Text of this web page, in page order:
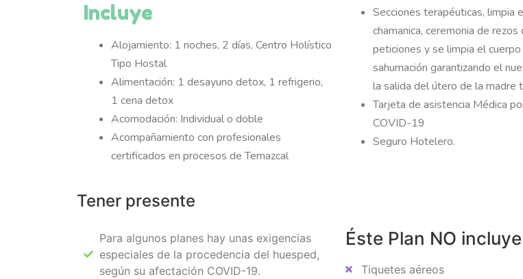
Incluye
Alojamiento: 1 noches, 2 días, Centro Holístico
Tipo Hostal
Alimentación: 1 desayuno detox, 1 refrigerio,
1 cena detox
Acomodación: Individual o doble
Acompañamiento con profesionales
certificados en procesos de Temazcal
Secciones terapéuticas, limpia
chamanica, ceremonia de
peticiones y se limpia el cuerpo
sahumación garantizando el
la salida del útero de la madre
Tarjeta de asistencia Médica
COVID-19
Seguro Hotelero.
Tener presente
Para algunos planes hay unas exigencias
especiales de la procedencia del huesped,
según su afectación COVID-19.
Éste Plan NO incluye
Tiquetes aéreos